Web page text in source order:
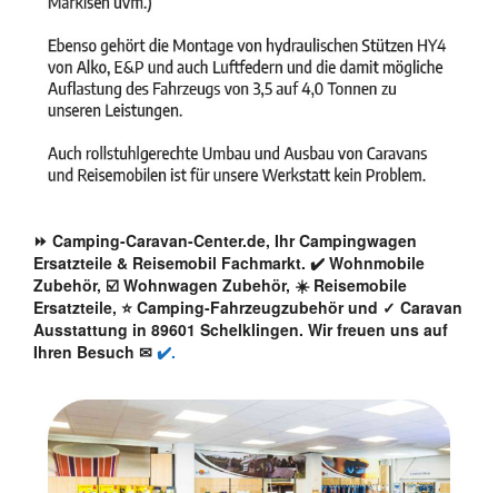
⏩ Camping-Caravan-Center.de, Ihr Campingwagen
Ersatzteile & Reisemobil Fachmarkt. ✔️ Wohnmobile
Zubehör, ☑️ Wohnwagen Zubehör, ☀️ Reisemobile
Ersatzteile, ⭐ Camping-Fahrzeugzubehör und ✓ Caravan
Ausstattung in 89601 Schelklingen. Wir freuen uns auf
Ihren Besuch ✉ ✔️.